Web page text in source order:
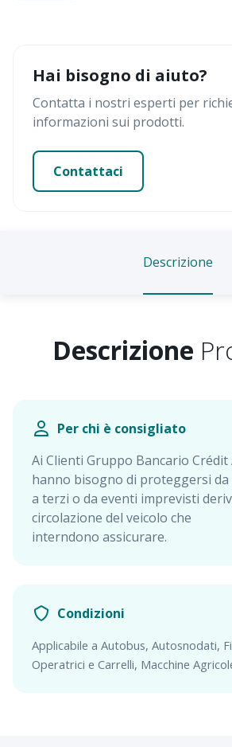
Hai bisogno di aiuto?
Contatta i nostri esperti per
informazioni sui prodotti.
Contattaci
Descrizione
Descrizione
Per chi è consigliato
Ai Clienti Gruppo Bancario Crédit
hanno bisogno di proteggersi
a terzi o da eventi imprevisti
circolazione del veicolo che
interndono assicurare.
Condizioni
Applicabile a Autobus, Autosnodati,
Operatrici e Carrelli, Macchine